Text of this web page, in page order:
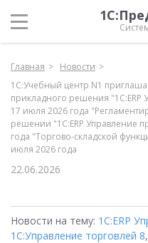
Главная
Новости
1С:Учебный центр N1
прикладного решения "1С:ERP
17 июля 2026 года
решении "1С:ERP Управление
года "Торгово-складской
июля 2026 года
22.06.2026
Новости на тему: 1С:ERP
1С:Управление торговлей 8,